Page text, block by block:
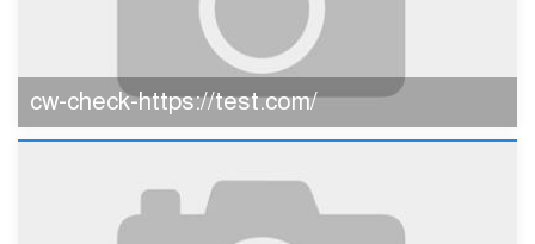
cw-check-https://test.com/